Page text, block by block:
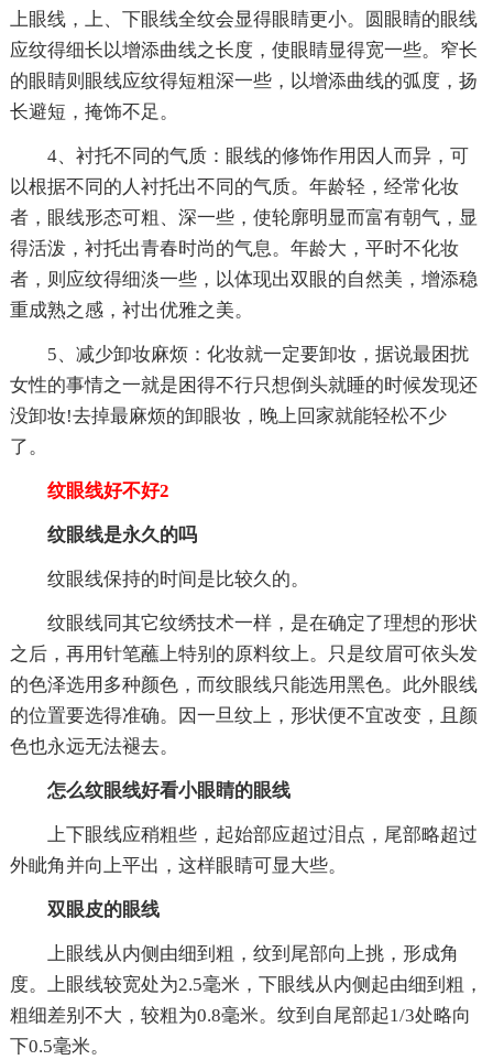
上眼线，上、下眼线全纹会显得眼睛更小。圆眼睛的眼线
应纹得细长以增添曲线之长度，使眼睛显得宽一些。窄长
的眼睛则眼线应纹得短粗深一些，以增添曲线的弧度，扬
长避短，掩饰不足。
4、衬托不同的气质：眼线的修饰作用因人而异，可
以根据不同的人衬托出不同的气质。年龄轻，经常化妆
者，眼线形态可粗、深一些，使轮廓明显而富有朝气，显
得活泼，衬托出青春时尚的气息。年龄大，平时不化妆
者，则应纹得细淡一些，以体现出双眼的自然美，增添稳
重成熟之感，衬出优雅之美。
5、减少卸妆麻烦：化妆就一定要卸妆，据说最困扰
女性的事情之一就是困得不行只想倒头就睡的时候发现还
没卸妆!去掉最麻烦的卸眼妆，晚上回家就能轻松不少
了。
纹眼线好不好2
纹眼线是永久的吗
纹眼线保持的时间是比较久的。
纹眼线同其它纹绣技术一样，是在确定了理想的形状
之后，再用针笔蘸上特别的原料纹上。只是纹眉可依头发
的色泽选用多种颜色，而纹眼线只能选用黑色。此外眼线
的位置要选得准确。因一旦纹上，形状便不宜改变，且颜
色也永远无法褪去。
怎么纹眼线好看小眼睛的眼线
上下眼线应稍粗些，起始部应超过泪点，尾部略超过
外眦角并向上平出，这样眼睛可显大些。
双眼皮的眼线
上眼线从内侧由细到粗，纹到尾部向上挑，形成角
度。上眼线较宽处为2.5毫米，下眼线从内侧起由细到粗，
粗细差别不大，较粗为0.8毫米。纹到自尾部起1/3处略向
下0.5毫米。